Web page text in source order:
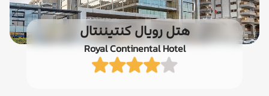
هتل رویال کنتیننتال
Royal Continental Hotel